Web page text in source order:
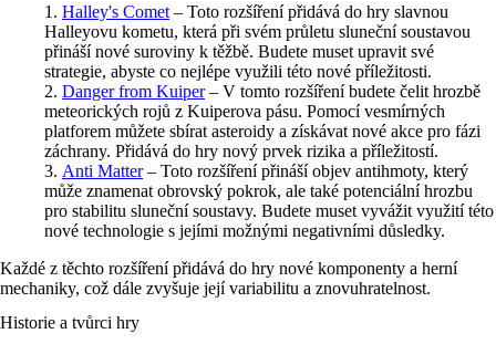
Halley's Comet – Toto rozšíření přidává do hry slavnou
Halleyovu kometu, která při svém průletu sluneční soustavou
přináší nové suroviny k těžbě. Budete muset upravit své
strategie, abyste co nejlépe využili této nové příležitosti.
Danger from Kuiper– V tomto rozšíření budete čelit hrozbě
meteorických rojů z Kuiperova pásu. Pomocí vesmírných
platforem můžete sbírat asteroidy a získávat nové akce pro fázi
záchrany. Přidává do hry nový prvek rizika a příležitostí.
Anti Matter– Toto rozšíření přináší objev antihmoty, který
může znamenat obrovský pokrok, ale také potenciální hrozbu
pro stabilitu sluneční soustavy. Budete muset vyvážit využití této
nové technologie s jejími možnými negativními důsledky.
Každé z těchto rozšíření přidává do hry nové komponenty a herní
mechaniky, což dále zvyšuje její variabilitu a znovuhratelnost.
Historie a tvůrci hry